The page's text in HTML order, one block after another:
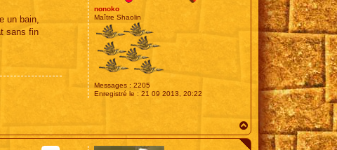
nonoko
Maître Shaolin
Messages : 2205
Enregistré le : 21 09 2013, 20:22
un bain,
sans fin
a
u